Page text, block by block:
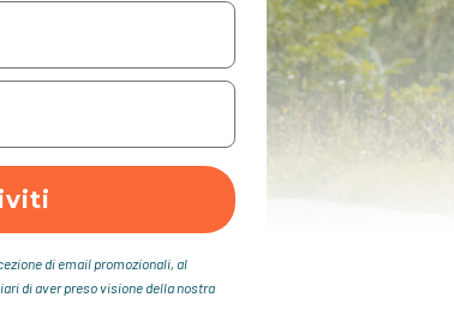
di email promozionali, al
di aver preso visione della nostra